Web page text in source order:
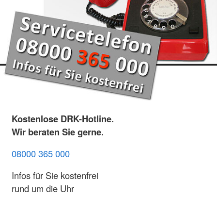
Kostenlose DRK-Hotline.
Wir beraten Sie gerne.
08000 365 000
Infos für Sie kostenfrei
rund um die Uhr